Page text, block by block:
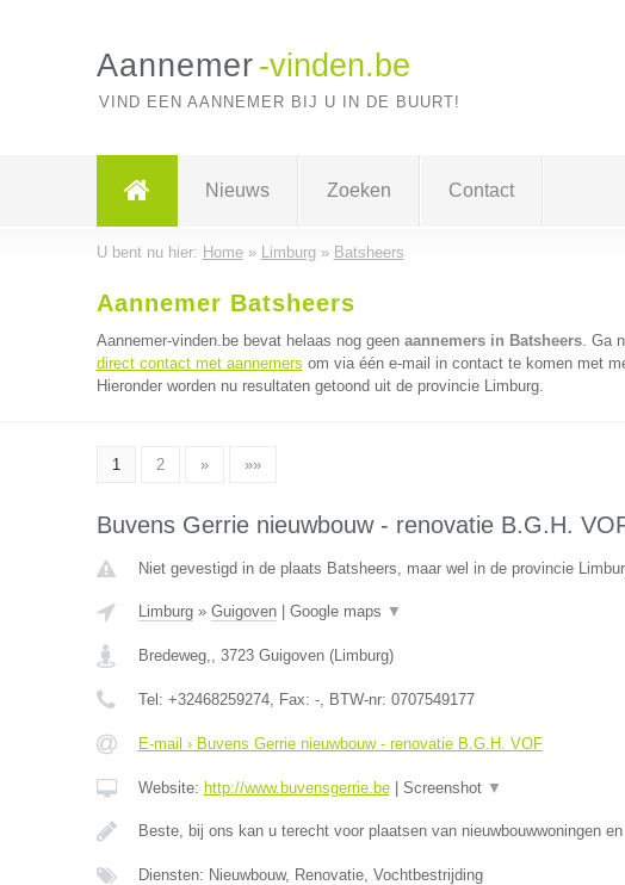
Aannemer -vinden.be
VIND EEN AANNEMER BIJ U IN DE BUURT!
Nieuws Zoeken Contact
U bent nu hier: Home» Limburg» Batsheers
Aannemer Batsheers
Aannemer-vinden.be bevat helaas nog geen aannemers in Batsheers. Ga
direct contact met aannemers om via één e-mail in contact te komen met
Hieronder worden nu resultaten getoond uit de provincie Limburg.
1 2 » »»
Buvens Gerrie nieuwbouw - renovatie B.G.H.
Niet gevestigd in de plaats Batsheers, maar wel in de provincie
Limburg» Guigoven| Google maps ▼
Bredeweg,, 3723 Guigoven(Limburg)
Tel: +32468259274, Fax: -, BTW-nr: 0707549177
E-mail › Buvens Gerrie nieuwbouw - renovatie B.G.H. VOF
Website: http://www.buvensgerrie.be| Screenshot ▼
Beste, bij ons kan u terecht voor plaatsen van nieuwbouwwoningen en
Diensten: Nieuwbouw, Renovatie, Vochtbestrijding